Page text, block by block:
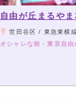
自由が丘まるやま
世田谷区 / 東急東横線・
オシャレな街・東京自